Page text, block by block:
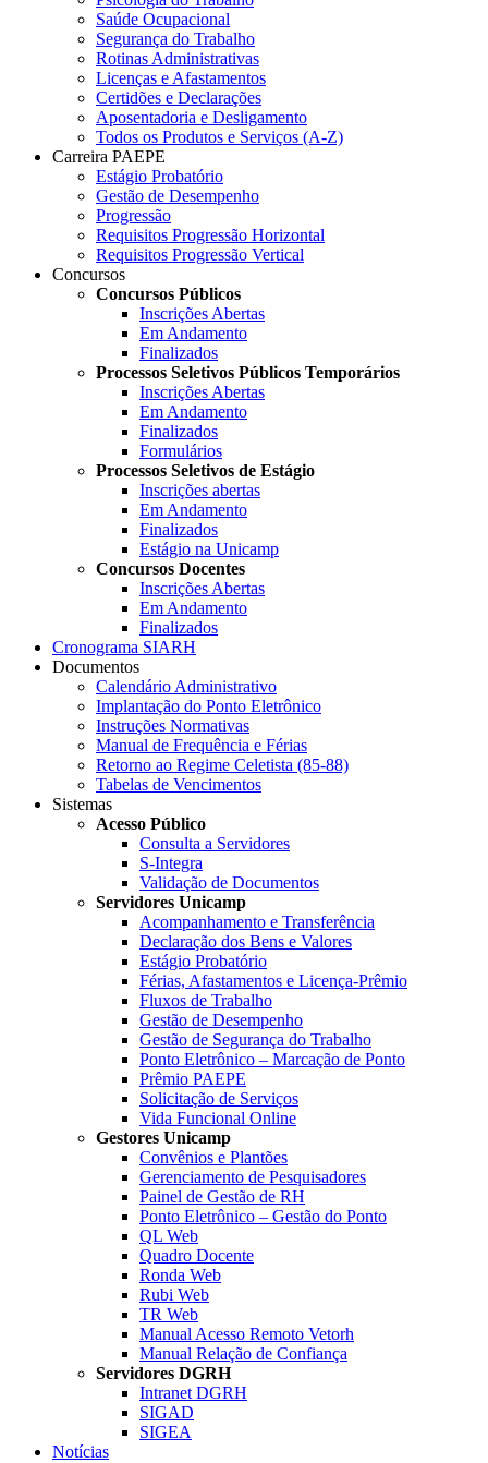
Saúde Ocupacional
Segurança do Trabalho
Rotinas Administrativas
Licenças e Afastamentos
Certidões e Declarações
Aposentadoria e Desligamento
Todos os Produtos e Serviços (A-Z)
Carreira PAEPE
Estágio Probatório
Gestão de Desempenho
Progressão
Requisitos Progressão Horizontal
Requisitos Progressão Vertical
Concursos
Concursos Públicos
Inscrições Abertas
Em Andamento
Finalizados
Processos Seletivos Públicos Temporários
Inscrições Abertas
Em Andamento
Finalizados
Formulários
Processos Seletivos de Estágio
Inscrições abertas
Em Andamento
Finalizados
Estágio na Unicamp
Concursos Docentes
Inscrições Abertas
Em Andamento
Finalizados
Cronograma SIARH
Documentos
Calendário Administrativo
Implantação do Ponto Eletrônico
Instruções Normativas
Manual de Frequência e Férias
Retorno ao Regime Celetista (85-88)
Tabelas de Vencimentos
Sistemas
Acesso Público
Consulta a Servidores
S-Integra
Validação de Documentos
Servidores Unicamp
Acompanhamento e Transferência
Declaração dos Bens e Valores
Estágio Probatório
Férias, Afastamentos e Licença-Prêmio
Fluxos de Trabalho
Gestão de Desempenho
Gestão de Segurança do Trabalho
Ponto Eletrônico – Marcação de Ponto
Prêmio PAEPE
Solicitação de Serviços
Vida Funcional Online
Gestores Unicamp
Convênios e Plantões
Gerenciamento de Pesquisadores
Painel de Gestão de RH
Ponto Eletrônico – Gestão do Ponto
QL Web
Quadro Docente
Ronda Web
Rubi Web
TR Web
Manual Acesso Remoto Vetorh
Manual Relação de Confiança
Servidores DGRH
Intranet DGRH
SIGAD
SIGEA
Notícias